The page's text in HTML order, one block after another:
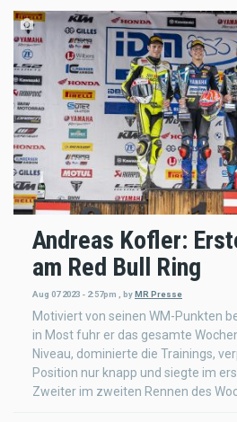
Andreas Kofler:
am Red Bull Ring
Aug 07 2023 - 2:57pm byMR Presse
Motiviert von seinen WM-Punkten
in Most fuhr er das gesamte
Niveau, dominierte die Trainings,
Position nur knapp und siegte im
Zweiter im zweiten Rennen des